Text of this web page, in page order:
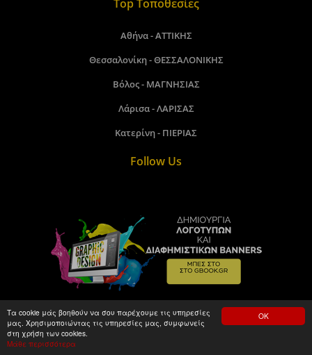
ΟΚ
Τα cookie μάς βοηθούν να σου παρέχουμε τις υπηρεσίες
μας. Χρησιμοποιώντας τις υπηρεσίες μας, συμφωνείς
στη χρήση των cookies.
Μάθε περισσότερα
Top Τοποθεσίες
Αθήνα - ΑΤΤΙΚΗΣ
Θεσσαλονίκη - ΘΕΣΣΑΛΟΝΙΚΗΣ
Βόλος - ΜΑΓΝΗΣΙΑΣ
Λάρισα - ΛΑΡΙΣΑΣ
Κατερίνη - ΠΙΕΡΙΑΣ
Follow Us
Gbook.gr©2018 - 2026. Made by kamitare.com